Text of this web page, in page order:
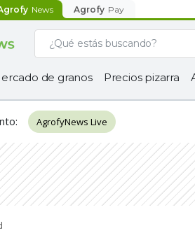
News Agrofy Pay
de granos Precios pizarra
: AgrofyNews Live